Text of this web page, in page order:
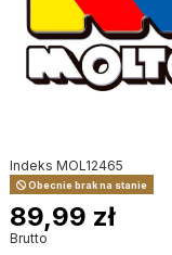
Indeks MOL12465
Obecnie brak na stanie
89,99 zł
Brutto